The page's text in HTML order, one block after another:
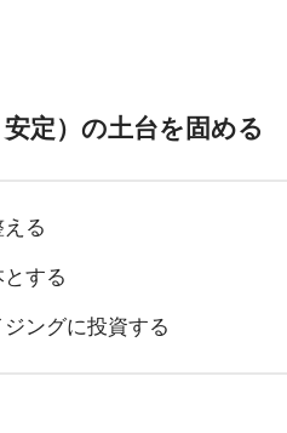
定）の土台を固める
る
する
ングに投資する